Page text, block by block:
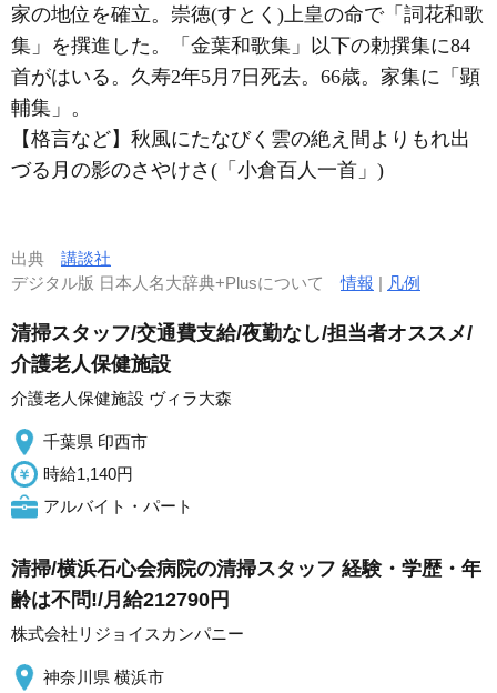
家の地位を確立。崇徳(すとく)上皇の命で「詞花和歌
集」を撰進した。「金葉和歌集」以下の勅撰集に84
首がはいる。久寿2年5月7日死去。66歳。家集に「顕
輔集」。
【格言など】秋風にたなびく雲の絶え間よりもれ出
づる月の影のさやけさ(「小倉百人一首」)
出典 講談社
デジタル版 日本人名大辞典+Plusについて情報 | 凡例
清掃スタッフ/交通費支給/夜勤なし/担当者オススメ/
介護老人保健施設
介護老人保健施設 ヴィラ大森
千葉県 印西市
時給1,140円
アルバイト・パート
清掃/横浜石心会病院の清掃スタッフ 経験・学歴・年
齢は不問!/月給212790円
株式会社リジョイスカンパニー
神奈川県 横浜市